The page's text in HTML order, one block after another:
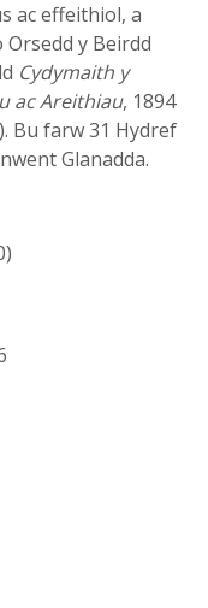
ac effeithiol, a
y Beirdd
Cydymaith y
ac Areithiau, 1894
Bu farw 31 Hydref
Glanadda.